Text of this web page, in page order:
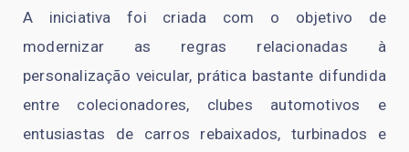
A iniciativa foi criada com o objetivo de
modernizar as regras relacionadas à
personalização veicular, prática bastante difundida
entre colecionadores, clubes automotivos e
entusiastas de carros rebaixados, turbinados e